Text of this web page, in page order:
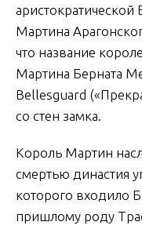
аристократической
Мартина
что название
Мартина Берната
Bellesguard
со стен замка.
Король Мартин
смертью династия
которого входило
пришлому роду